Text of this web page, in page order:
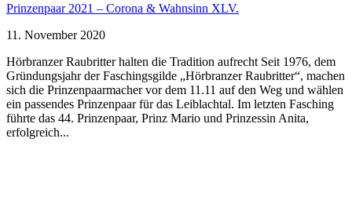
Prinzenpaar 2021 – Corona & Wahnsinn XLV.
11. November 2020
Hörbranzer Raubritter halten die Tradition aufrecht Seit 1976, dem
Gründungsjahr der Faschingsgilde „Hörbranzer Raubritter“, machen
sich die Prinzenpaarmacher vor dem 11.11 auf den Weg und wählen
ein passendes Prinzenpaar für das Leiblachtal. Im letzten Fasching
führte das 44. Prinzenpaar, Prinz Mario und Prinzessin Anita,
erfolgreich...